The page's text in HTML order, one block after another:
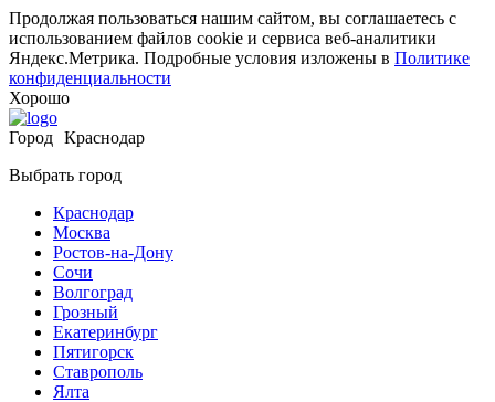
Продолжая пользоваться нашим сайтом, вы соглашаетесь с
использованием файлов cookie и сервиса веб-аналитики
Яндекс.Метрика. Подробные условия изложены в Политике
конфиденциальности
Хорошо
Город Краснодар
Выбрать город
Краснодар
Москва
Ростов-на-Дону
Сочи
Волгоград
Грозный
Екатеринбург
Пятигорск
Ставрополь
Ялта